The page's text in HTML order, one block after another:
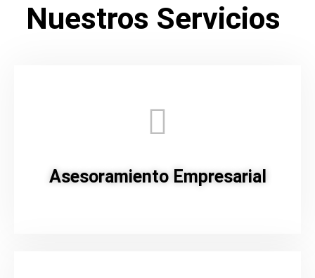
Nuestros Servicios
Asesoramiento Empresarial